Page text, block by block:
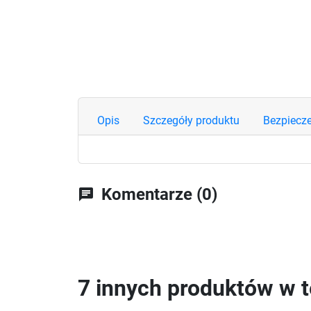
Opis Szczegóły produktu
chat Komentarze (0)
7 innych produktów w